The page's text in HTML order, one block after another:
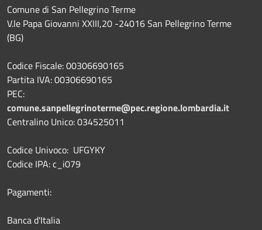
Comune di San Pellegrino Terme
V.le Papa Giovanni XXIII,20 -24016 San Pellegrino Terme
(BG)
Codice Fiscale: 00306690165
Partita IVA: 00306690165
PEC:
comune.sanpellegrinoterme@pec.regione.lombardia.it
Centralino Unico: 034525011
Codice Univoco: UFGYKY
Codice IPA: c_i079
Pagamenti:
Banca d'Italia